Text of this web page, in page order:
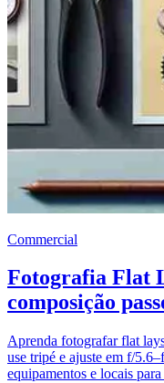
Commercial
Fotografia Flat
composição
Aprenda fotografar flat
use tripé e ajuste em f/
equipamentos e locais para